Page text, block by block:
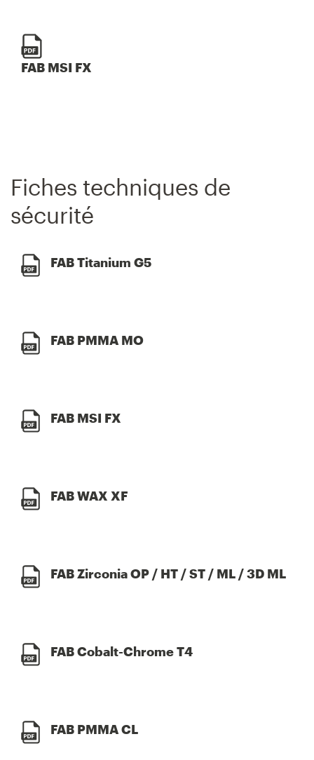
FAB MSI FX
Fiches techniques de
sécurité
FAB Titanium G5
FAB PMMA MO
FAB MSI FX
FAB WAX XF
FAB Zirconia OP / HT / ST / ML / 3D ML
FAB Cobalt-Chrome T4
FAB PMMA CL